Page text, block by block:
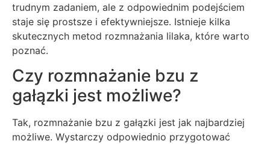
trudnym zadaniem, ale z odpowiednim podejściem
staje się prostsze i efektywniejsze. Istnieje kilka
skutecznych metod rozmnażania lilaka, które warto
poznać.
Czy rozmnażanie bzu z
gałązki jest możliwe?
Tak, rozmnażanie bzu z gałązki jest jak najbardziej
możliwe. Wystarczy odpowiednio przygotować